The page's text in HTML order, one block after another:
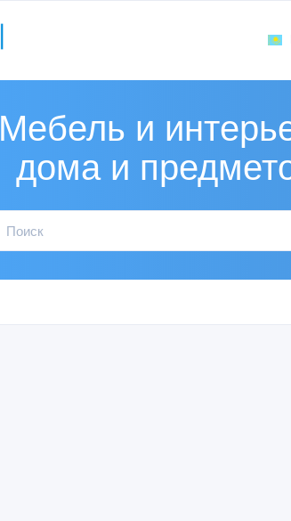
Мебель и
дома и